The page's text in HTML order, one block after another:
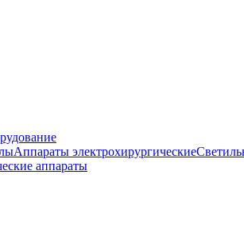
Аппараты электрохирургические
аппараты